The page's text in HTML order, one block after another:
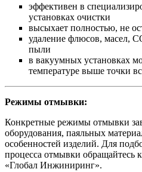
эффективен в
установках очистки
высыхает полностью, не
удаление флюсов, масел,
пыли
в вакуумных установках
температуре выше точки
Режимы отмывки:
Конкретные режимы отмывки
оборудования, паяльных
особенностей изделий. Для
процесса отмывки обращайтесь
«Глобал Инжиниринг».